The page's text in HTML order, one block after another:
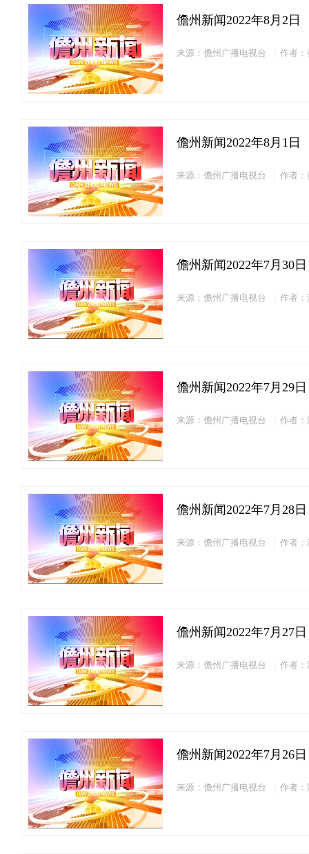
儋州新闻2022年8月2日
来源：儋州广播电视台 作者：
儋州新闻2022年8月1日
来源：儋州广播电视台 作者：
儋州新闻2022年7月30日
来源：儋州广播电视台 作者：
儋州新闻2022年7月29日
来源：儋州广播电视台 作者：
儋州新闻2022年7月28日
来源：儋州广播电视台 作者：
儋州新闻2022年7月27日
来源：儋州广播电视台 作者：
儋州新闻2022年7月26日
来源：儋州广播电视台 作者：